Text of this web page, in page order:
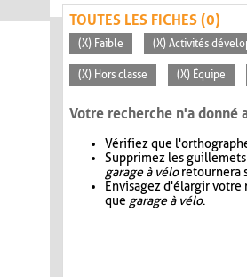
TOUTES LES FICHES (0)
(X) Faible (X) Activités
(X) Hors classe (X) Équipe
Votre recherche n'a donné
Vérifiez que
Supprimez les
garage à véloretournera
Envisagez d'élargir votre
que garage à vélo.